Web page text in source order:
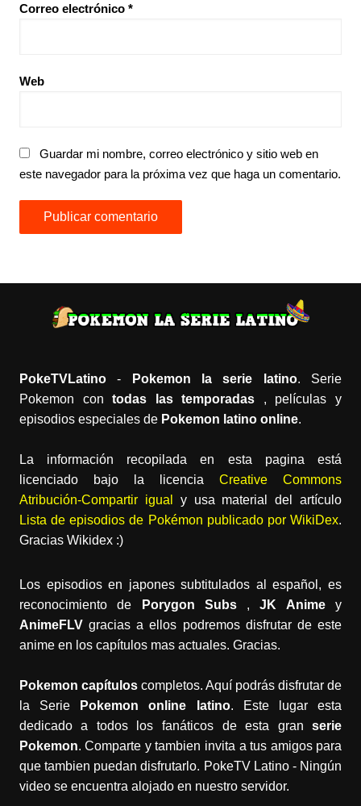
Correo electrónico *
Web
Guardar mi nombre, correo electrónico y sitio web en
este navegador para la próxima vez que haga un comentario.
PokeTVLatino- Pokemon la serie latino. Serie
Pokemon contodas las temporadas , películas y
episodios especiales de Pokemon latino online.
La información recopilada en esta pagina está
licenciado bajo la licenciaCreative Commons
Atribución-Compartir igual
y usa material del artículo
Lista de episodios de Pokémon publicado por WikiDex.
Gracias Wikidex :)
Los episodios en japones subtitulados al español, es
reconocimiento de
Porygon Subs,JK Animey
AnimeFLVgracias a ellos podremos disfrutar de este
anime en los capítulos mas actuales. Gracias.
Pokemon capítuloscompletos. Aquí podrás disfrutar de
la Serie
Pokemon online latino. Este lugar esta
dedicado a todos los fanáticos de esta granserie
Pokemon. Comparte y tambien invita a tus amigos para
que tambien puedan disfrutarlo. PokeTV Latino - Ningún
video se encuentra alojado en nuestro servidor.